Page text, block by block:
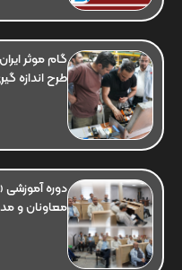
گام موثر
طرح اندازه
دوره
معاونان و